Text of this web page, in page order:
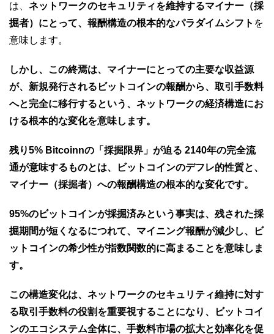
は、 ネットワークのセキュリティを維持するマイナー（採
掘者）にとって、報酬構造の根本的なパラダイムシフト を
意味します。
しかし、この終焉は、マイナーにとっての主要な収益源
が、新規発行されるビットコインの報酬から、取引手数料
へと完全に移行するという、ネットワークの経済構造にお
ける根本的な変化を意味します。
残り5% Bitcoinnの「採掘限界」が迫る 2140年の完全流
通が意味するものとは、ビットコインのデフレ的性質と、
マイナー（採掘者）への報酬構造の根本的な変化です。
95%のビットコインが採掘済みという事実は、残された採
掘期間が短くなるにつれて、マイニング報酬が減少し、ビ
ットコインの希少性が指数関数的に高まることを意味しま
す。
この構造変化は、ネットワークのセキュリティ維持に対す
る取引手数料の役割を重要視することになり、ビットコイ
ンのエコシステム全体に、手数料市場の拡大と効率化を促